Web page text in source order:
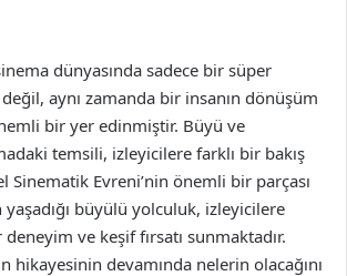
dünyasında sadece bir süper
aynı zamanda bir insanın dönüşüm
bir yer edinmiştir. Büyü ve
temsili, izleyicilere farklı bir bakış
Sinematik Evreni’nin önemli bir parçası
büyülü yolculuk, izleyicilere
ve keşif fırsatı sunmaktadır.
hikayesinin devamında nelerin olacağını